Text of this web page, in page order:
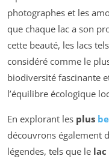
photographes et les
que chaque lac a son
cette beauté, les lacs
considéré comme le
biodiversité fascinante
l’équilibre écologique
En explorant les plus
découvrons également
légendes, tels que le